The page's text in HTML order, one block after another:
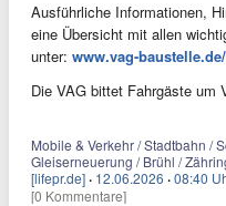
Ausführliche Informationen,
eine Übersicht mit allen
unter: www.vag-baustelle.de/
Die VAG bittet Fahrgäste um
Mobile & Verkehr / Stadtbahn /
Gleiserneuerung / Brühl /
[lifepr.de] · 12.06.2026 ·08:40
[0 Kommentare]